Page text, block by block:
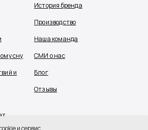
и сервис
сну
и
История бренда
Производство
Наша команда
СМИ о нас
Блог
Отзывы